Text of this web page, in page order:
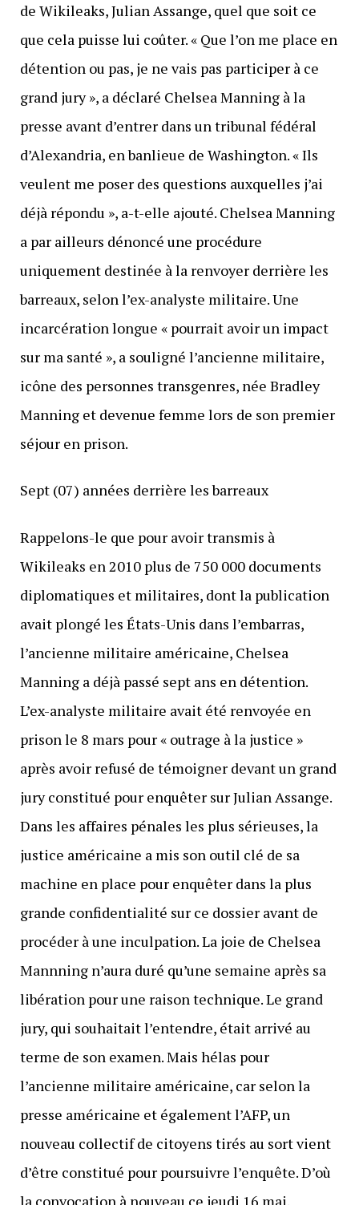
de Wikileaks, Julian Assange, quel que soit ce
que cela puisse lui coûter. « Que l’on me place en
détention ou pas, je ne vais pas participer à ce
grand jury », a déclaré Chelsea Manning à la
presse avant d’entrer dans un tribunal fédéral
d’Alexandria, en banlieue de Washington. « Ils
veulent me poser des questions auxquelles j’ai
déjà répondu », a-t-elle ajouté. Chelsea Manning
a par ailleurs dénoncé une procédure
uniquement destinée à la renvoyer derrière les
barreaux, selon l’ex-analyste militaire. Une
incarcération longue « pourrait avoir un impact
sur ma santé », a souligné l’ancienne militaire,
icône des personnes transgenres, née Bradley
Manning et devenue femme lors de son premier
séjour en prison.
Sept (07) années derrière les barreaux
Rappelons-le que pour avoir transmis à
Wikileaks en 2010 plus de 750 000 documents
diplomatiques et militaires, dont la publication
avait plongé les États-Unis dans l’embarras,
l’ancienne militaire américaine, Chelsea
Manning a déjà passé sept ans en détention.
L’ex-analyste militaire avait été renvoyée en
prison le 8 mars pour « outrage à la justice »
après avoir refusé de témoigner devant un grand
jury constitué pour enquêter sur Julian Assange.
Dans les affaires pénales les plus sérieuses, la
justice américaine a mis son outil clé de sa
machine en place pour enquêter dans la plus
grande confidentialité sur ce dossier avant de
procéder à une inculpation. La joie de Chelsea
Mannning n’aura duré qu’une semaine après sa
libération pour une raison technique. Le grand
jury, qui souhaitait l’entendre, était arrivé au
terme de son examen. Mais hélas pour
l’ancienne militaire américaine, car selon la
presse américaine et également l’AFP, un
nouveau collectif de citoyens tirés au sort vient
d’être constitué pour poursuivre l’enquête. D’où